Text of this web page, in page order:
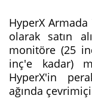
HyperX
olarak satın
monitöre (25
inç'e kadar)
HyperX'in
ağında